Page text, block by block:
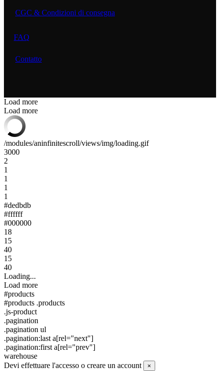
CGC & Condizioni di consegna
FAQ
Contatto
Load more
Load more
/modules/aninfinitescroll/views/img/loading.gif
3000
2
1
1
1
1
#dedbdb
#ffffff
#000000
18
15
40
15
40
Loading...
Load more
#products
#products .products
.js-product
.pagination
.pagination ul
.pagination:last a[rel="next"]
.pagination:first a[rel="prev"]
warehouse
Devi effettuare l'accesso o creare un account
×